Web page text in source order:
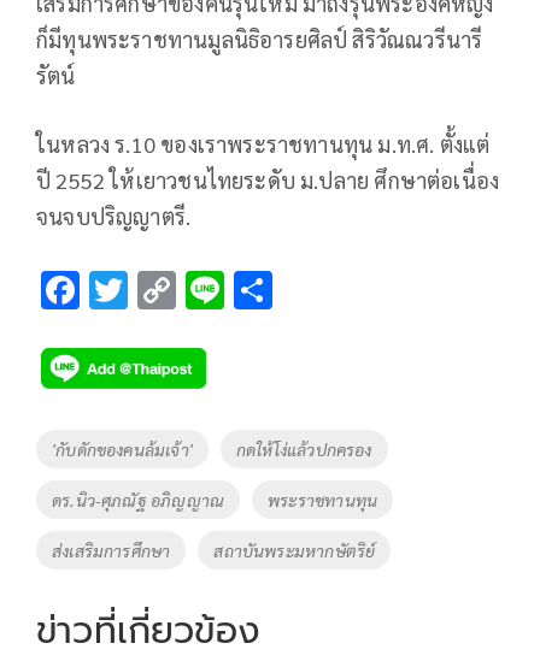
ก็มีทุนพระราชทานมูลนิธิอารยศิลป์ สิริวัณณวรีนารี
รัตน์
ในหลวง ร.10 ของเราพระราชทานทุน ม.ท.ศ. ตั้งแต่
ปี 2552 ให้เยาวชนไทยระดับ ม.ปลาย ศึกษาต่อเนื่อง
จนจบปริญญาตรี.
F
e
b
o
o
k
T
tt
er
C
p
y
Li
k
Li
Tags
'กับดักของคนล้มเจ้า' กดให้โง่แล้วปกครอง
ดร.นิว-ศุภณัฐ อภิญญาณ พระราชทานทุน
ส่งเสริมการศึกษา สถาบันพระมหากษัตริย์
ข่าวที่เกี่ยวข้อง